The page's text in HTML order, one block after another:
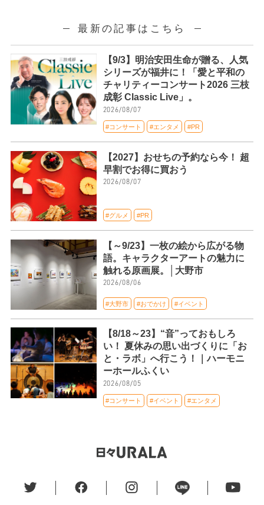
最新の記事はこちら
【9/3】明治安田生命が贈る、人気
シリーズが福井に！「愛と平和の
チャリティーコンサート2026 三枝
成彰 Classic Live」。
2026/08/07
#コンサート #エンタメ #PR
【2027】おせちの予約なら今！ 超
早割でお得に買おう
2026/08/07
#グルメ #PR
【～9/23】一枚の絵から広がる物
語。キャラクターアートの魅力に
触れる原画展。│大野市
2026/08/06
#大野市 #おでかけ #イベント
【8/18～23】“音”っておもしろ
い！ 夏休みの思い出づくりに「お
と・ラボ」へ行こう！｜ハーモニ
ーホールふくい
2026/08/05
#コンサート #イベント #エンタメ